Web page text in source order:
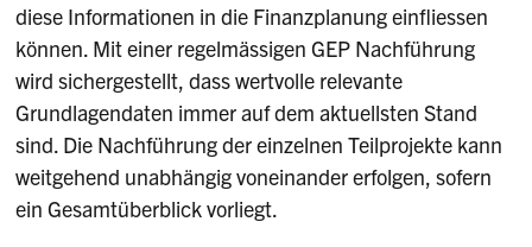
diese Informationen in die Finanzplanung einfliessen
können. Mit einer regelmässigen GEP Nachführung
wird sichergestellt, dass wertvolle relevante
Grundlagendaten immer auf dem aktuellsten Stand
sind. Die Nachführung der einzelnen Teilprojekte kann
weitgehend unabhängig voneinander erfolgen, sofern
ein Gesamtüberblick vorliegt.